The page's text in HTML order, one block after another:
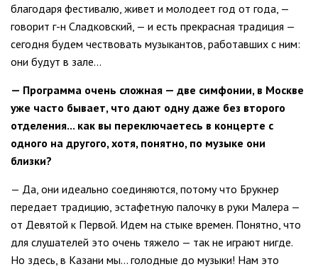
благодаря фестивалю, живет и молодеет год от года, —
говорит г-н Сладковский, — и есть прекрасная традиция —
сегодня будем чествовать музыкантов, работавших с ним:
они будут в зале...
— Программа очень сложная — две симфонии, в Москве
уже часто бывает, что дают одну даже без второго
отделения... как вы переключаетесь в концерте с
одного на другого, хотя, понятно, по музыке они
близки?
— Да, они идеально соединяются, потому что Брукнер
передает традицию, эстафетную палочку в руки Малера —
от Девятой к Первой. Идем на стыке времен. Понятно, что
для слушателей это очень тяжело — так не играют нигде.
Но здесь, в Казани мы... голодные до музыки! Нам это